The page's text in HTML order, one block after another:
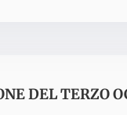
DEL TERZO